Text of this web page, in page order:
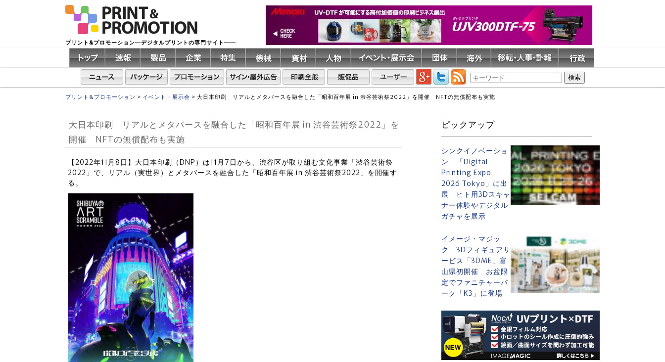
プリント&プロモーション―デジタルプリントの専門サイト――
プリント&プロモーション > イベント・展示会 > 大日本印刷 リアルとメタバースを融合した「昭和百年展 in 渋谷芸術祭2022」を開催 NFTの無償配布も実施
大日本印刷 リアルとメタバースを融合した「昭和百年展 in 渋谷芸術祭2022」を
開催 NFTの無償配布も実施
【2022年11月8日】大日本印刷（DNP）は11月7日から、渋谷区が取り組む文化事業「渋谷芸術祭
2022」で、リアル（実世界）とメタバースを融合した「昭和百年展 in 渋谷芸術祭2022」を開催す
る。
ピックアップ
シンクイノベーショ
ン 「Digital
Printing Expo
2026 Tokyo」に出
展 ヒト用3Dスキャ
ナー体験やデジタル
ガチャを展示
イメージ・マジッ
ク 3Dフィギュアサ
ービス「3DME」富
山県初開催 お盆限
定でファニチャーパ
ーク「K3」に登場